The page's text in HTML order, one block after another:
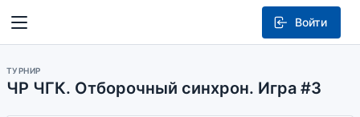
Войти
ТУРНИР
ЧР ЧГК. Отборочный синхрон. Игра #3